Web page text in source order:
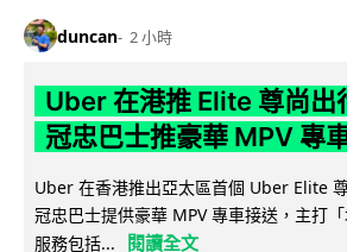
duncan 2 小時
Uber 在港推 Elite 尊尚出
冠忠巴士推豪華 MPV 專
Uber 在香港推出亞太區首個 Uber Elite
冠忠巴士提供豪華 MPV 專車接送，主打
服務包括...
閱讀全文